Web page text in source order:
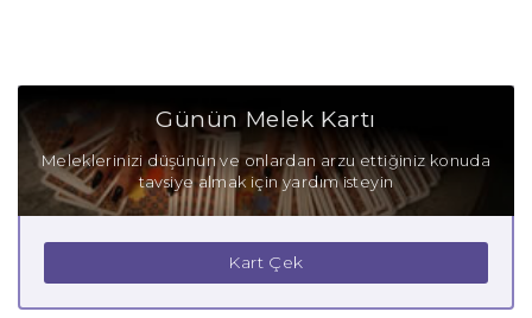
Akrep Burcu Olumlu Yönleri
Akrep Burcu Olumsuz Yönleri
Akrep Burcu Gizli Tutkuları
Akrep Burcu Güçlü Yanları
Akrep Burcu Zayıf Yanları
Günün Melek Kartı
Meleklerinizi düşünün ve onlardan arzu ettiğiniz konuda
tavsiye almak için yardım isteyin
Kart Çek